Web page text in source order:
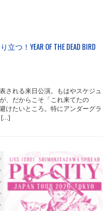
！YEAR OF THE DEAD BIRD
される来日公演。もはやスケジュ
、だからこそ「これ来てたの
けたいところ。特にアンダーグラ
[…]